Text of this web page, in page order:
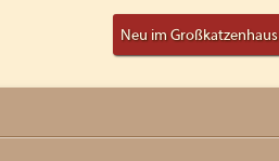
Neu im Großkatzenhaus